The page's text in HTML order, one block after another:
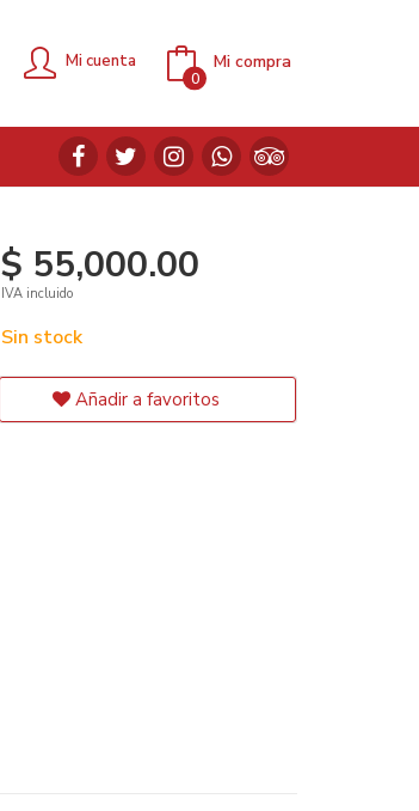
Mi cuenta Mi compra
0
$ 55,000.00
IVA incluido
Sin stock
Añadir a favoritos